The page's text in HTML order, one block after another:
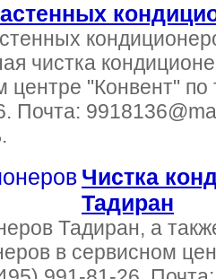
чистка
центре "Конвент"
Почта:
Чистка
Тадиран
Тадиран, а
в сервисном